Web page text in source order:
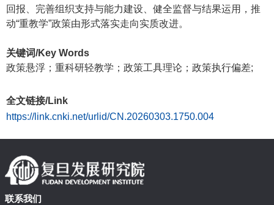
回报、完善组织支持与能力建设、健全监督与结果运用，推
动“重教学”政策由形式落实走向实质改进。
关键词/Key Words
政策悬浮；重科研轻教学；政策工具理论；政策执行偏差;
全文链接/Link
https://link.cnki.net/urlid/CN.20260303.1750.004
联系我们